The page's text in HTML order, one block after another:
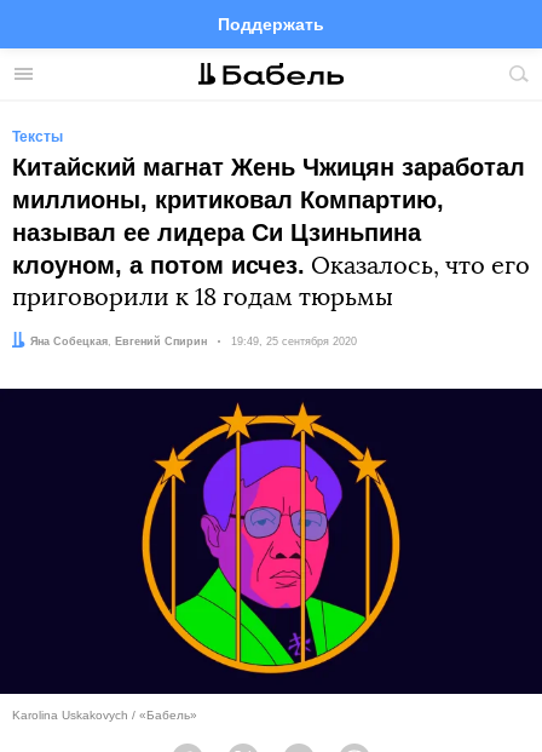
Меню
Поддержать
FacebookTelegramTwitter
Тексты
Китайский магнат Жень Чжицян заработал
миллионы, критиковал Компартию,
называл ее лидера Си Цзиньпина
клоуном, а потом исчез. Оказалось, что его
приговорили к 18 годам тюрьмы
Автор:
Яна Собецкая
Редактор: Евгений Спирин Дата:
19:49, 25 сентября 2020
Karolina Uskakovych / «Бабель»